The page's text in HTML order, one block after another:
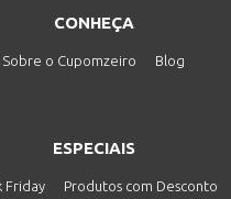
CONHEÇA
Sobre o Cupomzeiro Blog
ESPECIAIS
Friday Produtos com Desconto